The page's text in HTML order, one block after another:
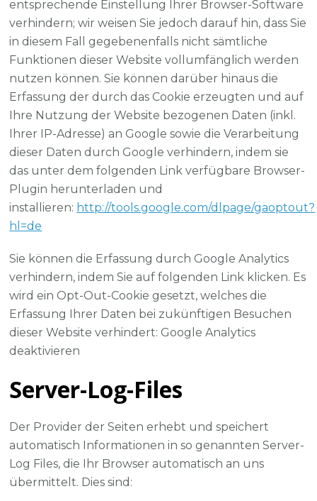
entsprechende Einstellung Ihrer Browser-Software
verhindern; wir weisen Sie jedoch darauf hin, dass Sie
in diesem Fall gegebenenfalls nicht sämtliche
Funktionen dieser Website vollumfänglich werden
nutzen können. Sie können darüber hinaus die
Erfassung der durch das Cookie erzeugten und auf
Ihre Nutzung der Website bezogenen Daten (inkl.
Ihrer IP-Adresse) an Google sowie die Verarbeitung
dieser Daten durch Google verhindern, indem sie
das unter dem folgenden Link verfügbare Browser-
Plugin herunterladen und
installieren: http://tools.google.com/dlpage/gaoptout?
hl=de
Sie können die Erfassung durch Google Analytics
verhindern, indem Sie auf folgenden Link klicken. Es
wird ein Opt-Out-Cookie gesetzt, welches die
Erfassung Ihrer Daten bei zukünftigen Besuchen
dieser Website verhindert: Google Analytics
deaktivieren
Server-Log-Files
Der Provider der Seiten erhebt und speichert
automatisch Informationen in so genannten Server-
Log Files, die Ihr Browser automatisch an uns
übermittelt. Dies sind: